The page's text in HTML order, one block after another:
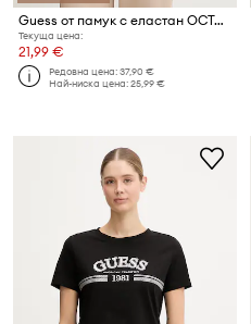
Guess от памук с еластан OCTAVIA
Текуща цена:
21,99 €
Редовна цена:37,90 €
Най-ниска цена:25,99 €